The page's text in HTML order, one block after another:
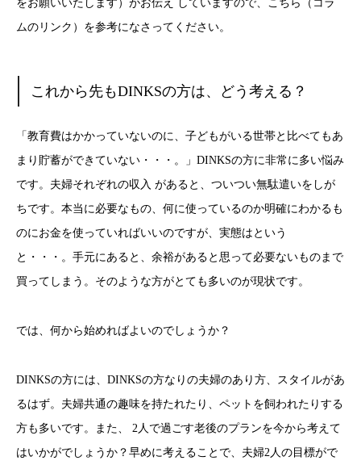
をお願いいたします）がお伝え していますので、こちら（コラ
ムのリンク）を参考になさってください。
これから先もDINKSの方は、どう考える？
「教育費はかかっていないのに、子どもがいる世帯と比べてもあ
まり貯蓄ができていない・・・。」DINKSの方に非常に多い悩み
です。夫婦それぞれの収入 があると、ついつい無駄遣いをしが
ちです。本当に必要なもの、何に使っているのか明確にわかるも
のにお金を使っていればいいのですが、実態はという
と・・・。手元にあると、余裕があると思って必要ないものまで
買ってしまう。そのような方がとても多いのが現状です。
では、何から始めればよいのでしょうか？
DINKSの方には、DINKSの方なりの夫婦のあり方、スタイルがあ
るはず。夫婦共通の趣味を持たれたり、ペットを飼われたりする
方も多いです。また、 2人で過ごす老後のプランを今から考えて
はいかがでしょうか？早めに考えることで、夫婦2人の目標がで